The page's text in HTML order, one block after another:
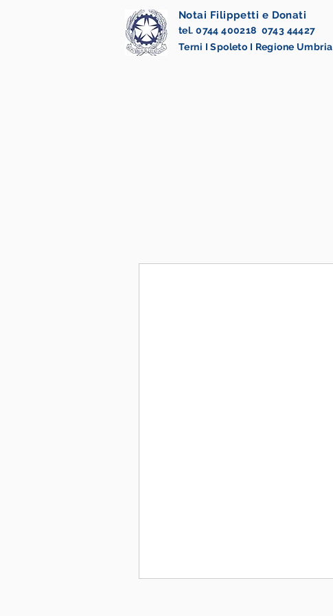
Notai Filippetti e Donati
tel. 0744 400218 0743 44427
Terni I Spoleto I Regione Umbria